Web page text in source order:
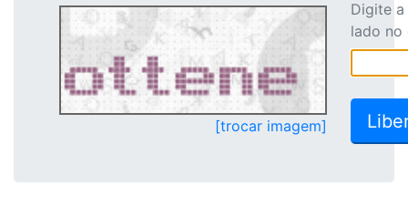
[trocar imagem]
Digite
lado no